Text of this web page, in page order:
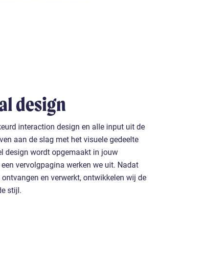
design
interaction design en alle input uit de
aan de slag met het visuele gedeelte
design wordt opgemaakt in jouw
vervolgpagina werken we uit. Nadat
en verwerkt, ontwikkelen wij de
stijl.